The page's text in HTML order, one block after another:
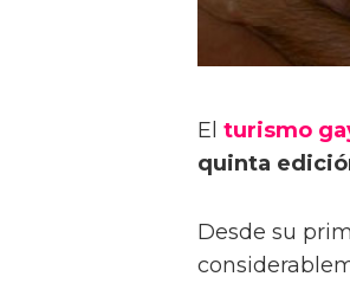
El turismo
quinta
Desde su